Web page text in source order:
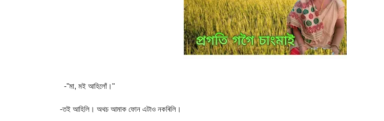
-"মা, মই আহিলোঁ।"
-তই আহিলি। অথচ আমাক ফোন এটাও নকৰিলি।